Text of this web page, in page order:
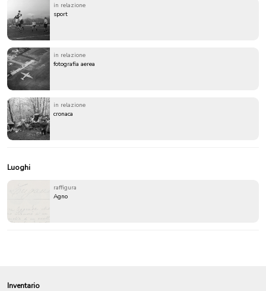
in relazione
sport
in relazione
fotografia aerea
in relazione
cronaca
Luoghi
raffigura
Agno
Inventario